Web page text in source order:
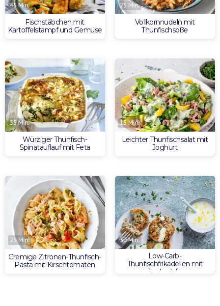
45 Min.
Fischstäbchen mit
Kartoffelstampf und Gemüse
25 Min.
Vollkornnudeln mit
Thunfischsoße
55 Min.
Würziger Thunfisch-
Spinatauflauf mit Feta
15 Min.
Leichter Thunfischsalat mit
Joghurt
25 Min.
Cremige Zitronen-Thunfisch-
Pasta mit Kirschtomaten
30 Min.
Low-Carb-
Thunfischfrikadellen mit
Joghurtdip